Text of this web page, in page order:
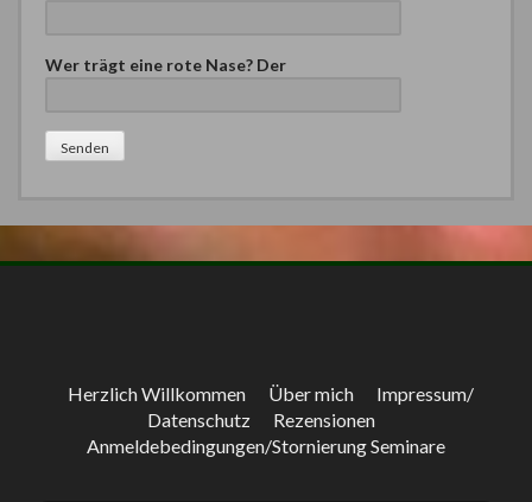
Bitte lasse dieses Feld leer.
Wer trägt eine rote Nase? Der
Herzlich Willkommen Über mich
Impressum/
Datenschutz
Rezensionen
Anmeldebedingungen/Stornierung Seminare